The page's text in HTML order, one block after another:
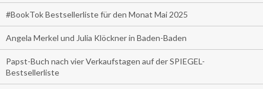
#BookTok Bestsellerliste für den Monat Mai 2025
Angela Merkel und Julia Klöckner in Baden-Baden
Papst-Buch nach vier Verkaufstagen auf der SPIEGEL-
Bestsellerliste